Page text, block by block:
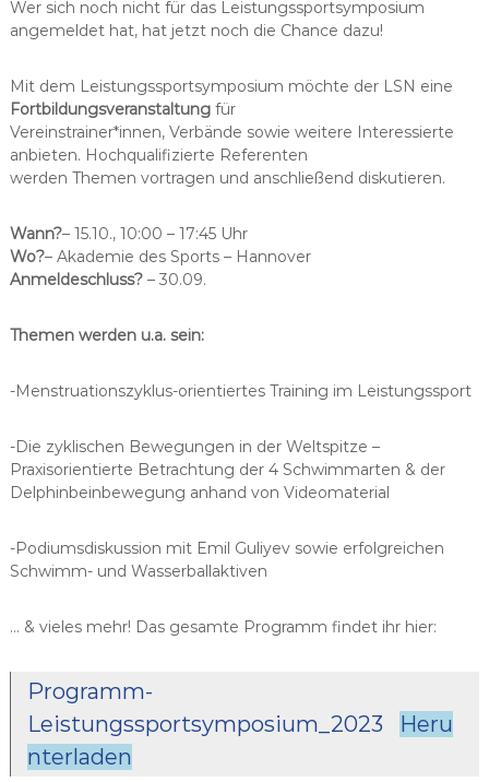
Wer sich noch nicht für das Leistungssportsymposium
angemeldet hat, hat jetzt noch die Chance dazu!
Mit dem Leistungssportsymposium möchte der LSN eine
Fortbildungsveranstaltungfür
Vereinstrainer*innen, Verbände sowie weitere Interessierte
anbieten. Hochqualifizierte Referenten
werden Themen vortragen und anschließend diskutieren.
Wann?– 15.10., 10:00 – 17:45 Uhr
Wo?– Akademie des Sports – Hannover
Anmeldeschluss?– 30.09.
Themen werden u.a. sein:
-Menstruationszyklus-orientiertes Training im Leistungssport
-Die zyklischen Bewegungen in der Weltspitze –
Praxisorientierte Betrachtung der 4 Schwimmarten & der
Delphinbeinbewegung anhand von Videomaterial
-Podiumsdiskussion mit Emil Guliyev sowie erfolgreichen
Schwimm- und Wasserballaktiven
… & vieles mehr! Das gesamte Programm findet ihr hier:
Programm-
Leistungssportsymposium_2023
Heru
nterladen